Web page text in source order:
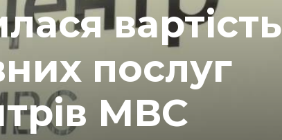
вартість
послуг
МВС